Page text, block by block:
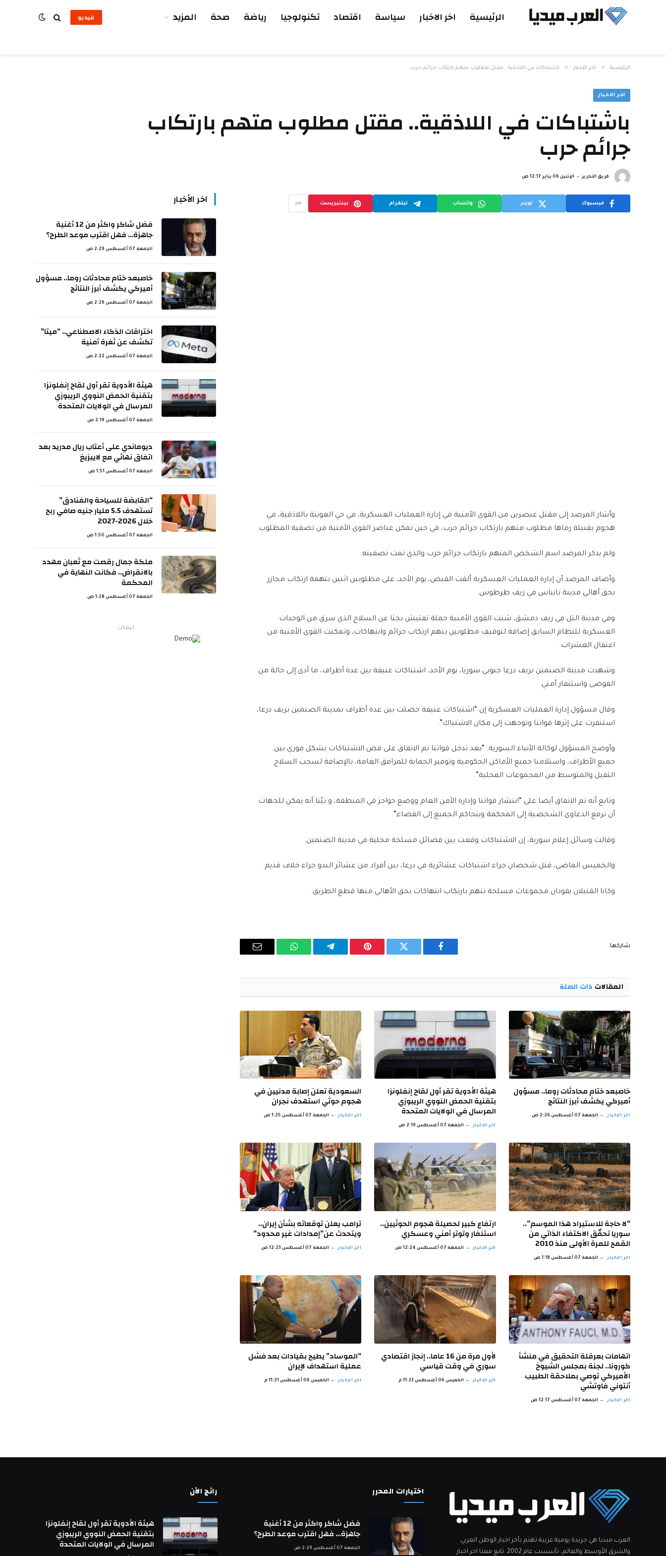
الرئيسية اخر الاخبار سياسة اقتصاد تكنولوجيا رياضة صحة المزيد فيديو
الرئيسية » اخر الاخبار » باشتباكات في اللاذقية.. مقتل مطلوب متهم بارتكاب جرائم حرب
اخر الاخبار
باشتباكات في اللاذقية.. مقتل مطلوب متهم بارتكاب
جرائم حرب
فريق التحرير الإثنين 06 يناير 12:17 ص
فيسبوك تويتر واتساب تيلقرام بينتيريست
وأشار المرصد إلى مقتل عنصرين من القوى الأمنية في إدارة العمليات العسكرية، في حي العوينة باللاذقية، في
هجوم بقنبلة رماها مطلوب متهم بارتكاب جرائم حرب، في حين تمكن عناصر القوى الأمنية من تصفية المطلوب.
ولم يذكر المرصد اسم الشخص المتهم بارتكاب جرائم حرب والذي تمت تصفيته.
وأضاف المرصد أن ‏إدارة العمليات العسكرية ألقت القبض، يوم الأحد، على مطلوبين اثنين بتهمة ارتكاب مجازر
بحق أهالي مدينة بانياس في ريف طرطوس.
وفي مدينة التل في ريف دمشق، شنت القوى الأمنية حملة تفتيش بحثا عن السلاح الذي سرق من الوحدات
العسكرية للنظام السابق إضافة لتوقيف مطلوبين بتهم ارتكاب جرائم وانتهاكات، وتمكنت القوى الأمنية من
اعتقال العشرات.
وشهدت مدينة الصنمين بريف درعا جنوبي سوريا، يوم الأحد، اشتباكات عنيفة بين عدة أطراف، ما أدى إلى حالة من
الفوضى واستنفار أمني.
وقال مسؤول إدارة العمليات العسكرية إن “اشتباكات عنيفة حصلت بين عدة أطراف بمدينة الصنمين بريف درعا،
استنفرت على إثرها قواتنا وتوجهت إلى مكان الاشتباك”.
وأوضح المسؤول لوكالة الأنباء السورية: “بعد تدخل قواتنا تم الاتفاق على فض الاشتباكات بشكل فوري بين
جميع الأطراف، واستلامنا جميع الأماكن الحكومية وتوفير الحماية للمرافق العامة، بالإضافة لسحب السلاح
الثقيل والمتوسط من المجموعات المحلية”.
وتابع أنه تم الاتفاق أيضا على “انتشار قواتنا وإدارة الأمن العام ووضع حواجز في المنطقة، و بيّنا أنه يمكن للجهات
أن ترفع الدعاوى الشخصية إلى المحكمة ويتحاكم الجميع إلى القضاء”.
وقالت وسائل إعلام سورية، إن الاشتباكات وقعت بين فصائل مسلحة محلية في مدينة الصنمين.
والخميس الماضي، قتل شخصان جراء اشتباكات عشائرية في درعا، بين أفراد من عشائر البدو جراء خلاف قديم.
وكانا القتيلان يقودان مجموعات مسلحة تتهم بارتكاب انتهاكات بحق الأهالي منها قطع الطريق.
شاركها.
فيسبوك تويتر بينتيريستتيلقرام واتساب
البريد
المقالات ذات الصلة
خاصبعد ختام محادثات روما.. مسؤول
أميركي يكشف أبرز النتائج
اخر الاخبار الجمعة 07 أغسطس 2:26 ص
هيئة الأدوية تقر أول لقاح إنفلونزا
بتقنية الحمض النووي الريبوزي
المرسال في الولايات المتحدة
اخر الاخبار الجمعة 07 أغسطس 2:19 ص
السعودية تعلن إصابة مدنيين في
هجوم حوثي استهدف نجران
اخر الاخبار الجمعة 07 أغسطس 1:25 ص
“لا حاجة للاستيراد هذا الموسم”..
سوريا تحقّق الاكتفاء الذاتي من
القمح للمرة الأولى منذ 2010
اخر الاخبار الجمعة 07 أغسطس 1:18 ص
ارتفاع كبير لحصيلة هجوم الحوثيين..
استنفار وتوتر أمني وعسكري
اخر الاخبار الجمعة 07 أغسطس 12:24 ص
ترامب يعلن توقعاته بشأن إيران..
ويتحدث عن”إمدادات غير محدود”
اخر الاخبار الجمعة 07 أغسطس 12:23 ص
اتهامات بعرقلة التحقيق في منشأ
كورونا.. لجنة بمجلس الشيوخ
الأميركي توصي بملاحقة الطبيب
أنتوني فاوتشي
اخر الاخبار الجمعة 07 أغسطس 12:17 ص
لأول مرة من 16 عاما.. إنجاز اقتصادي
سوري في وقت قياسي
اخر الاخبار الخميس 06 أغسطس 11:23 م
“الموساد” يطيح بقيادات بعد فشل
عملية استهداف لإيران
اخر الاخبار الخميس 06 أغسطس 11:21 م
اخر الأخبار
فضل شاكر واكثر من 12 أغنية
جاهزة… فهل اقترب موعد الطرح؟
الجمعة 07 أغسطس 2:29 ص
خاصبعد ختام محادثات روما.. مسؤول
أميركي يكشف أبرز النتائج
الجمعة 07 أغسطس 2:26 ص
اختراقات الذكاء الاصطناعي.. “ميتا”
تكشف عن ثغرة أمنية
الجمعة 07 أغسطس 2:22 ص
هيئة الأدوية تقر أول لقاح إنفلونزا
بتقنية الحمض النووي الريبوزي
المرسال في الولايات المتحدة
الجمعة 07 أغسطس 2:19 ص
ديوماندي على أعتاب ريال مدريد بعد
اتفاق نهائي مع لايبزيغ
الجمعة 07 أغسطس 1:51 ص
“القابضة للسياحة والفنادق”
تستهدف 5.5 مليار جنيه صافي ربح
خلال 2026-2027
الجمعة 07 أغسطس 1:50 ص
ملكة جمال رقصت مع ثعبان مهدد
بالانقراض.. فكانت النهاية في
المحكمة
الجمعة 07 أغسطس 1:28 ص
اعلانات
العرب ميديا هي جريدة يومية عربية تهتم بآخر اخبار الوطن العربي
والشرق الأوسط والعالم، تأسست عام 2002. تابع معنا اخر اخبار
اختيارات المحرر
فضل شاكر واكثر من 12 أغنية
جاهزة… فهل اقترب موعد الطرح؟
الجمعة 07 أغسطس 2:29 ص
رائج الآن
هيئة الأدوية تقر أول لقاح إنفلونزا
بتقنية الحمض النووي الريبوزي
المرسال في الولايات المتحدة